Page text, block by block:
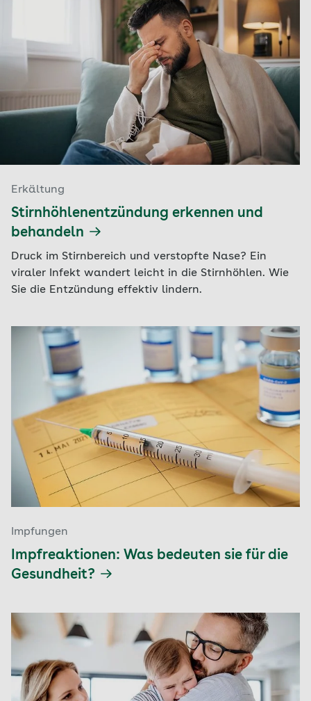
Erkältung
Stirnhöhlenentzündung erkennen und
behandeln
Druck im Stirnbereich und verstopfte Nase? Ein
viraler Infekt wandert leicht in die Stirnhöhlen. Wie
Sie die Entzündung effektiv lindern.
Impfungen
Impfreaktionen: Was bedeuten sie für die
Gesundheit?